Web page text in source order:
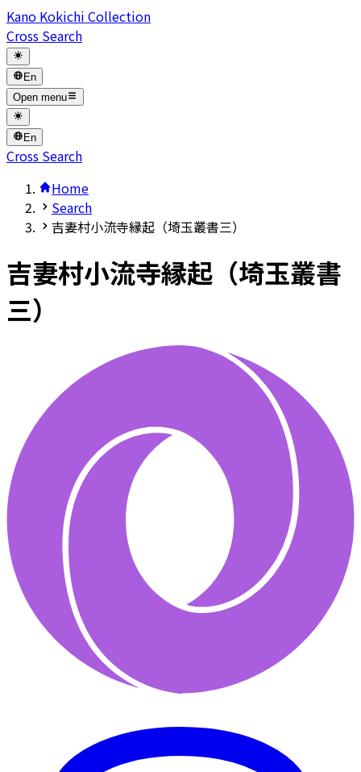
Kano Kokichi Collection
Cross Search
En
Open menu
En
Cross Search
Home
Search
吉妻村小流寺縁起（埼玉叢書三）
吉妻村小流寺縁起（埼玉叢書
三）